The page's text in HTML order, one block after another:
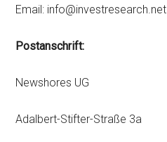
Email: info@investresearch.net
Postanschrift:
Newshores UG
Adalbert-Stifter-Straße 3a